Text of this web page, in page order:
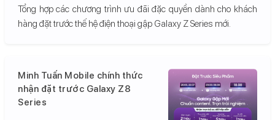
Tổng hợp các chương trình ưu đãi đặc quyền dành cho khách
hàng đặt trước thế hệ điện thoại gập Galaxy Z Series mới.
Minh Tuấn Mobile chính thức
nhận đặt trước Galaxy Z8
Series